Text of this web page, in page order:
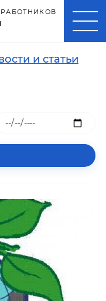
и статьи